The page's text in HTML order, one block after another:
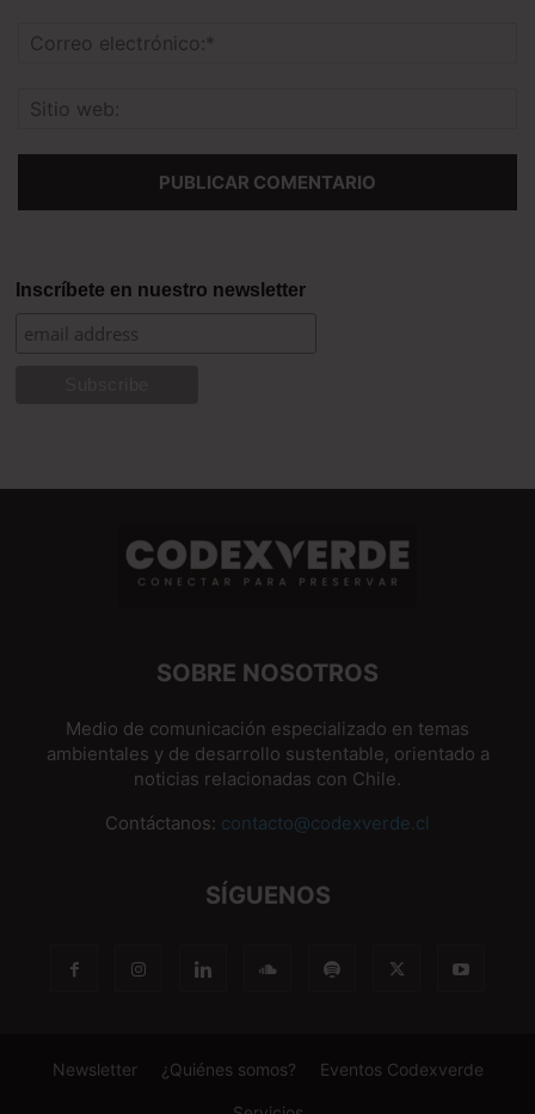
Inscríbete en nuestro newsletter
SOBRE NOSOTROS
Medio de comunicación especializado en temas
ambientales y de desarrollo sustentable, orientado a
noticias relacionadas con Chile.
Contáctanos: contacto@codexverde.cl
SÍGUENOS
Newsletter ¿Quiénes somos? Eventos Codexverde